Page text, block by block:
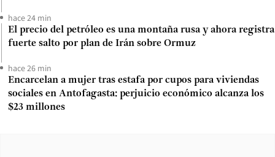
hace 24 min
El precio del petróleo es una montaña rusa y ahora registra
fuerte salto por plan de Irán sobre Ormuz
hace 26 min
Encarcelan a mujer tras estafa por cupos para viviendas
sociales en Antofagasta: perjuicio económico alcanza los
$23 millones